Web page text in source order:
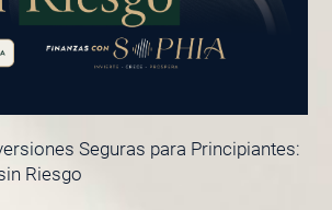
Seguras para Principiantes:
Riesgo